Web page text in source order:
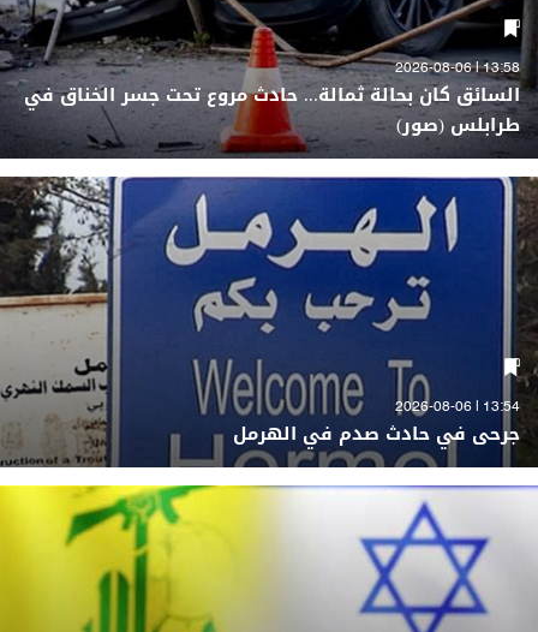
13:58 | 2026-08-06
السائق كان بحالة ثمالة... حادث مروع تحت جسر الخناق في
طرابلس (صور)
13:54 | 2026-08-06
جرحى في حادث صدم في الهرمل